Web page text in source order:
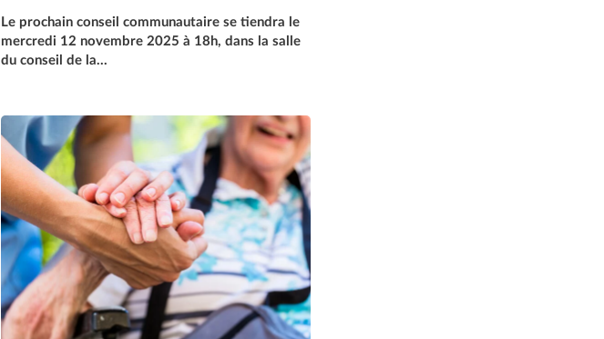
Le prochain conseil communautaire se tiendra le
mercredi 12 novembre 2025 à 18h, dans la salle
du conseil de la…